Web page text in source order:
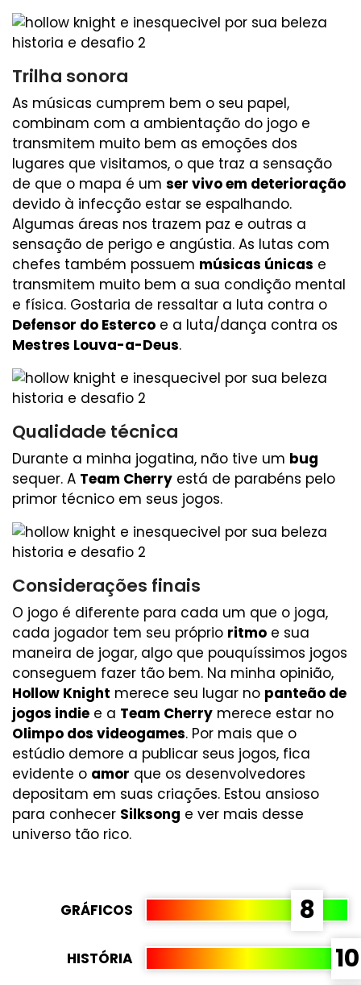
Trilha sonora
As músicas cumprem bem o seu papel,
combinam com a ambientação do jogo e
transmitem muito bem as emoções dos
lugares que visitamos, o que traz a sensação
de que o mapa é um ser vivo em deterioração
devido à infecção estar se espalhando.
Algumas áreas nos trazem paz e outras a
sensação de perigo e angústia. As lutas com
chefes também possuem músicas únicas e
transmitem muito bem a sua condição mental
e física. Gostaria de ressaltar a luta contra o
Defensor do Esterco e a luta/dança contra os
Mestres Louva-a-Deus.
Qualidade técnica
Durante a minha jogatina, não tive um bug
sequer. A Team Cherry está de parabéns pelo
primor técnico em seus jogos.
Considerações finais
O jogo é diferente para cada um que o joga,
cada jogador tem seu próprio ritmo e sua
maneira de jogar, algo que pouquíssimos jogos
conseguem fazer tão bem. Na minha opinião,
Hollow Knight merece seu lugar no panteão de
jogos indie e a Team Cherry merece estar no
Olimpo dos videogames. Por mais que o
estúdio demore a publicar seus jogos, fica
evidente o amor que os desenvolvedores
depositam em suas criações. Estou ansioso
para conhecer Silksong e ver mais desse
universo tão rico.
GRÁFICOS 8
HISTÓRIA 10